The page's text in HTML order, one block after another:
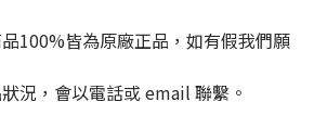
100%皆為原廠正品，如有假我們願
況，會以電話或 email 聯繫。